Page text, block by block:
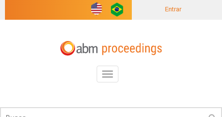
Entrar
Toggle
navigation